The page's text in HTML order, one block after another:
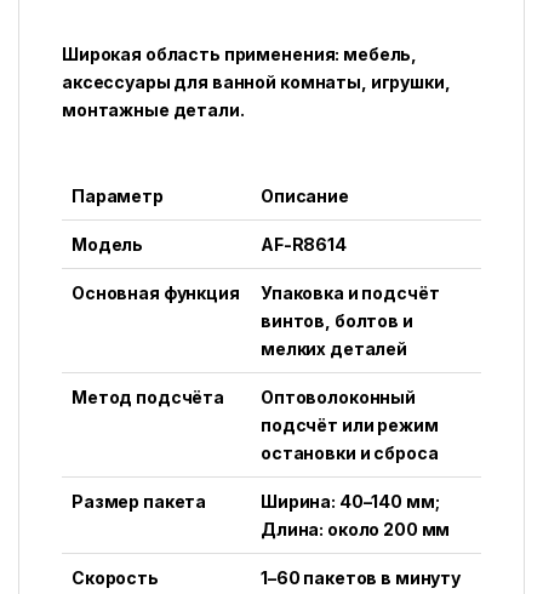
Широкая область применения: мебель,
аксессуары для ванной комнаты, игрушки,
монтажные детали.
Параметр Описание
Модель AF-R8614
Основная функция
Упаковка и подсчёт
винтов, болтов и
мелких деталей
Метод подсчёта
Оптоволоконный
подсчёт или режим
остановки и сброса
Размер пакета
Ширина: 40–140 мм;
Длина: около 200 мм
Скорость
1–60 пакетов в минуту